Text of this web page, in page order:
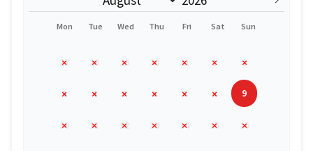
Mon Tue Wed Thu Fri Sat Sun
27 28 29 30 31 1 2
3 4 5 6 7 8 9
10 11 12 13 14 15 16